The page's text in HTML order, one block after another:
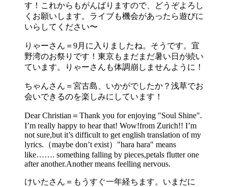
す！これからもがんばりますので、どうぞよろし
くお願いします。ライブも機会があったら遊びに
いらしてください〜
りゃーさん＝9月に入りましたね。そうです。宜
野湾のお祭りです！東京もまだまだ暑い日が続い
ています。りゃーさんも体調崩しませんように！
ちゃんさん＝宮古島、いかがでしたか？浅草でお
会いできるのを楽しみにしています！
Dear Christian＝Thank you for enjoying "Soul Shine".
I’m really happy to hear that! Wow!from Zurich!! I’m
not sure,but it’s difficult to get english translation of my
lyrics.（maybe don’t exist）"hara hara" means
like……. something falling by pieces,petals flutter one
after another.Another means feelling nervous.
けいたさん＝もうすぐ一年経ちます。いまだに